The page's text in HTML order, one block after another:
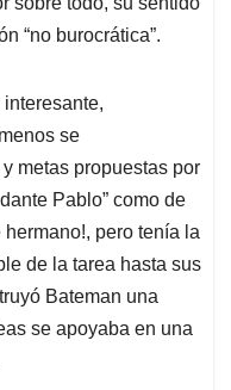
“no burocrática”.
se
metas propuestas por
Pablo” como de
hermano!, pero tenía la
de la tarea hasta sus
Bateman una
se apoyaba en una